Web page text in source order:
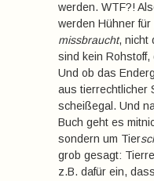
werden. WTF?!
werden Hühner
missbraucht, nicht
sind kein
Und ob das
aus tierrechtlicher
scheißegal. Und
Buch geht es
sondern um Tier
grob gesagt:
z.B. dafür ein,